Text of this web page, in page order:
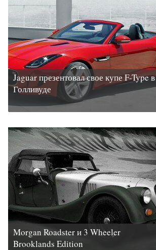
Jaguar презентовал свое купе F-Type в
Голливуде
Morgan Roadster и 3 Wheeler
Brooklands Edition